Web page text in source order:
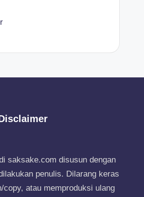
saksake.com disusun dengan
penulis. Dilarang keras
copy, atau memproduksi ulang